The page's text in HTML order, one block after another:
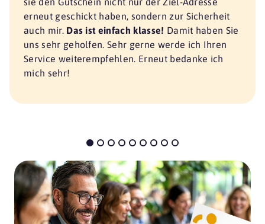
erneut geschickt haben, sondern zur Sicherheit
auch mir. Das ist einfach klasse! Damit haben Sie
uns sehr geholfen. Sehr gerne werde ich Ihren
Service weiterempfehlen. Erneut bedanke ich
mich sehr!